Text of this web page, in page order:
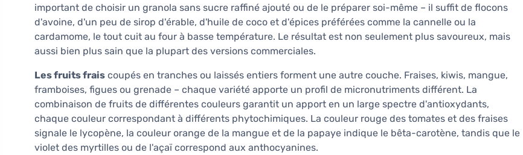
important de choisir un granola sans sucre raffiné ajouté ou de le préparer soi-même – il suffit de flocons
d'avoine, d'un peu de sirop d'érable, d'huile de coco et d'épices préférées comme la cannelle ou la
cardamome, le tout cuit au four à basse température. Le résultat est non seulement plus savoureux, mais
aussi bien plus sain que la plupart des versions commerciales.
Les fruits frais coupés en tranches ou laissés entiers forment une autre couche. Fraises, kiwis, mangue,
framboises, figues ou grenade – chaque variété apporte un profil de micronutriments différent. La
combinaison de fruits de différentes couleurs garantit un apport en un large spectre d'antioxydants,
chaque couleur correspondant à différents phytochimiques. La couleur rouge des tomates et des fraises
signale le lycopène, la couleur orange de la mangue et de la papaye indique le bêta-carotène, tandis que le
violet des myrtilles ou de l'açaï correspond aux anthocyanines.